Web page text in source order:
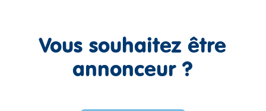
Vous souhaitez être
annonceur ?